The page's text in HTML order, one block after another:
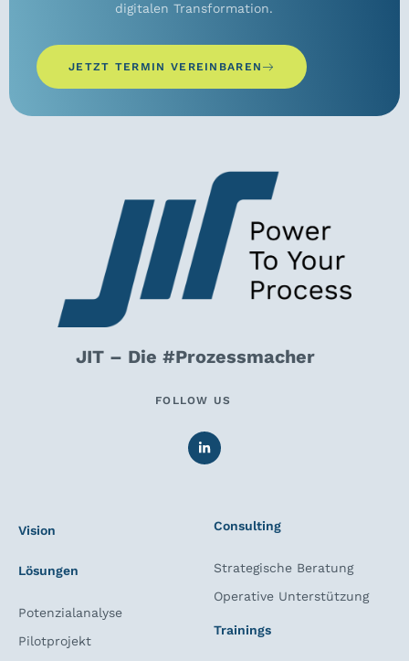
digitalen Transformation.
JETZT TERMIN VEREINBAREN
JIT – Die #Prozessmacher
FOLLOW US
Vision
Lösungen
Potenzialanalyse
Pilotprojekt
Consulting
Strategische Beratung
Operative Unterstützung
Trainings